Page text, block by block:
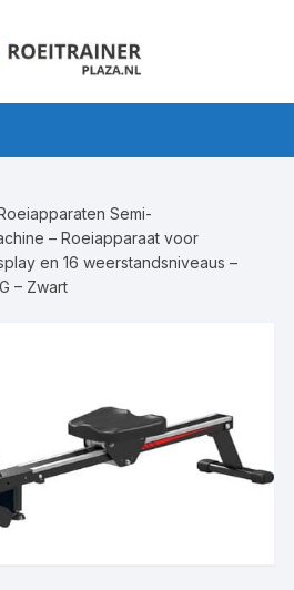
Semi-
– Roeiapparaat voor
en 16 weerstandsniveaus –
– Zwart